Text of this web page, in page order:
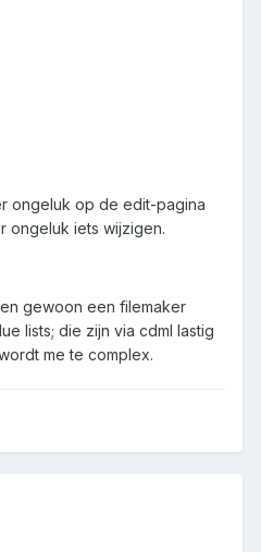
ongeluk op de edit-pagina
ongeluk iets wijzigen.
gewoon een filemaker
lists; die zijn via cdml lastig
me te complex.